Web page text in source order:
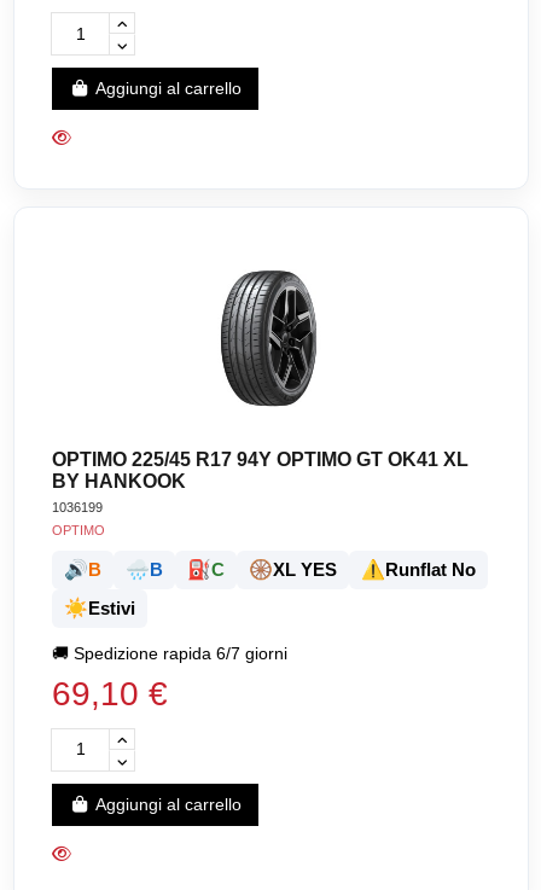
Aggiungi al carrello
OPTIMO 225/45 R17 94Y OPTIMO GT OK41 XL
BY HANKOOK
1036199
OPTIMO
🔊B 🌧️B ⛽C 🛞XL YES ⚠️Runflat No
☀️Estivi
🚚Spedizione rapida 6/7 giorni
69,10 €
Aggiungi al carrello